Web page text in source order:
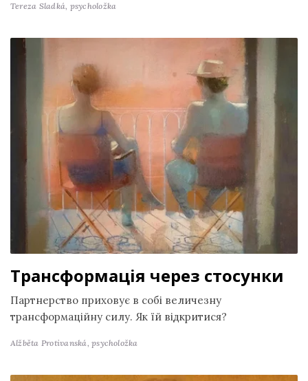
Tereza Sladká, psycholožka
Трансформація через стосунки
Партнерство приховує в собі величезну
трансформаційну силу. Як їй відкритися?
Alžběta Protivanská,psycholožka